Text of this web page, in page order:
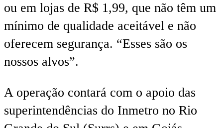
ou em lojas de R$ 1,99, que não têm um
mínimo de qualidade aceitável e não
oferecem segurança. “Esses são os
nossos alvos”.
A operação contará com o apoio das
superintendências do Inmetro no Rio